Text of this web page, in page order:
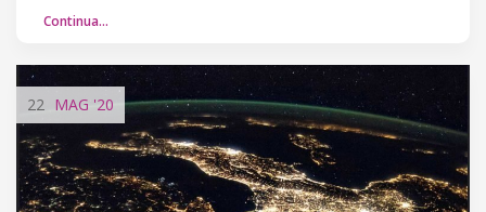
Continua…
22 MAG '20